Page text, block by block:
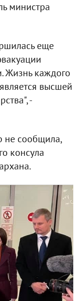
министра
еще
Жизнь каждого
высшей
-
не сообщила,
консула